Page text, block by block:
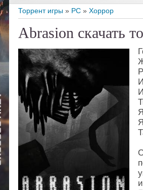
Торрент игры » PC » Хоррор
Abrasion скачать